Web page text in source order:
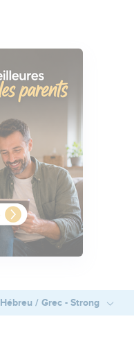
Hébreu / Grec - Strong